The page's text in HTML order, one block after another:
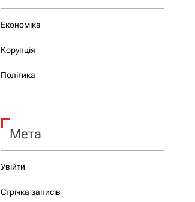
Економіка
Корупція
Політика
Мета
Увійти
Стрічка записів